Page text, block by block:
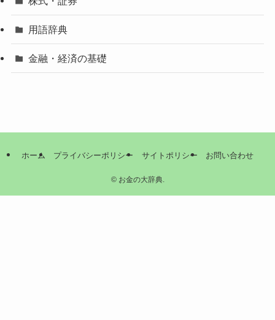
用語辞典
金融・経済の基礎
ホーム プライバシーポリシー サイトポリシー お問い合わせ
©お金の大辞典.